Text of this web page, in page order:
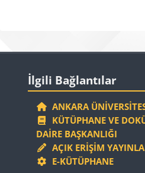
Bloklar
İlgili Bağlantılar
ANKARA
KÜTÜPHANE VE
DAIRE BAŞKANLIĞI
AÇIK ERIŞIM
E-KÜTÜPHANE